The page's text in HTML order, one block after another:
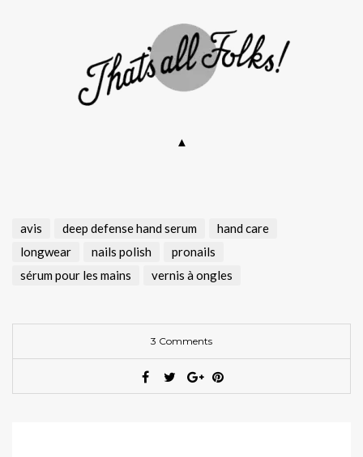
▲
avis deep defense hand serum
hand care
longwear
nails polish
pronails
sérum pour les mains
vernis à ongles
3 Comments